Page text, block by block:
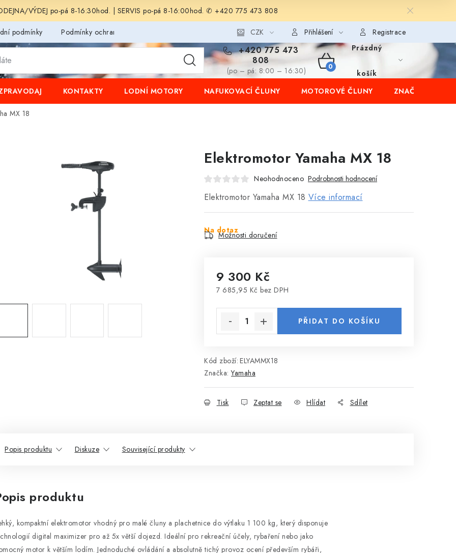
VÝDEJ po-pá 8-16:30hod. | SERVIS po-pá 8-16:00hod. ✆ +420 775 473 808
podmínky Podmínky ochrany osobních údajů CZK Přihlášení Registrace
+420 775 473
808
(po – pá: 8:00 – 16:30)
NÁKUPNÍ
KOŠÍK
Prázdný
košík
KONTAKTY LODNÍ MOTORY NAFUKOVACÍ ČLUNY MOTOROVÉ ČLUNY ZNAČKY
MX 18
Elektromotor Yamaha MX 18
Neohodnoceno Podrobnosti hodnocení
Elektromotor Yamaha MX 18 Více informací
Na dotaz
Možnosti doručení
9 300 Kč
7 685,95 Kč bez DPH
PŘIDAT DO KOŠÍKU
Kód zboží: ELYAMMX18
Značka:Yamaha
Tisk Zeptat se Hlídat Sdílet
Popis produktu Diskuze Související produkty
produktu
kompaktní elektromotor vhodný pro malé čluny a plachetnice do výtlaku 1 100 kg, který disponuje
digital maximizer pro až 5x větší dojezd. Ideální pro rekreační účely, rybaření nebo jako
motor k větším lodím. Jednoduché ovládání a absolutně tichý provoz ocení především rybáři,